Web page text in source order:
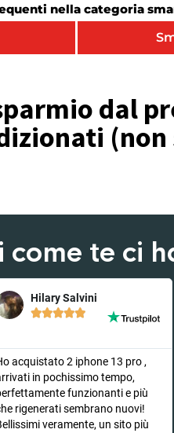
nella categoria
dal
te ci
Hilary Salvini

acquistato 2 iphone 13 pro ,
in pochissimo tempo,
funzionanti e più
rigenerati sembrano nuovi!
veramente, un sito più